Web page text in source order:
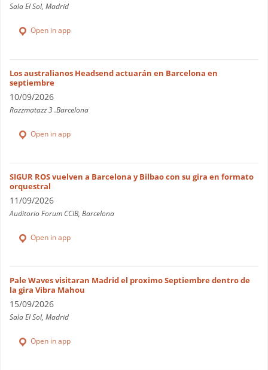
Sala El Sol, Madrid
Open in app
Los australianos Headsend actuarán en Barcelona en
septiembre
10/09/2026
Razzmatazz 3 .Barcelona
Open in app
SIGUR ROS vuelven a Barcelona y Bilbao con su gira en formato
orquestral
11/09/2026
Auditorio Forum CCIB, Barcelona
Open in app
Pale Waves visitaran Madrid el proximo Septiembre dentro de
la gira Vibra Mahou
15/09/2026
Sala El Sol, Madrid
Open in app